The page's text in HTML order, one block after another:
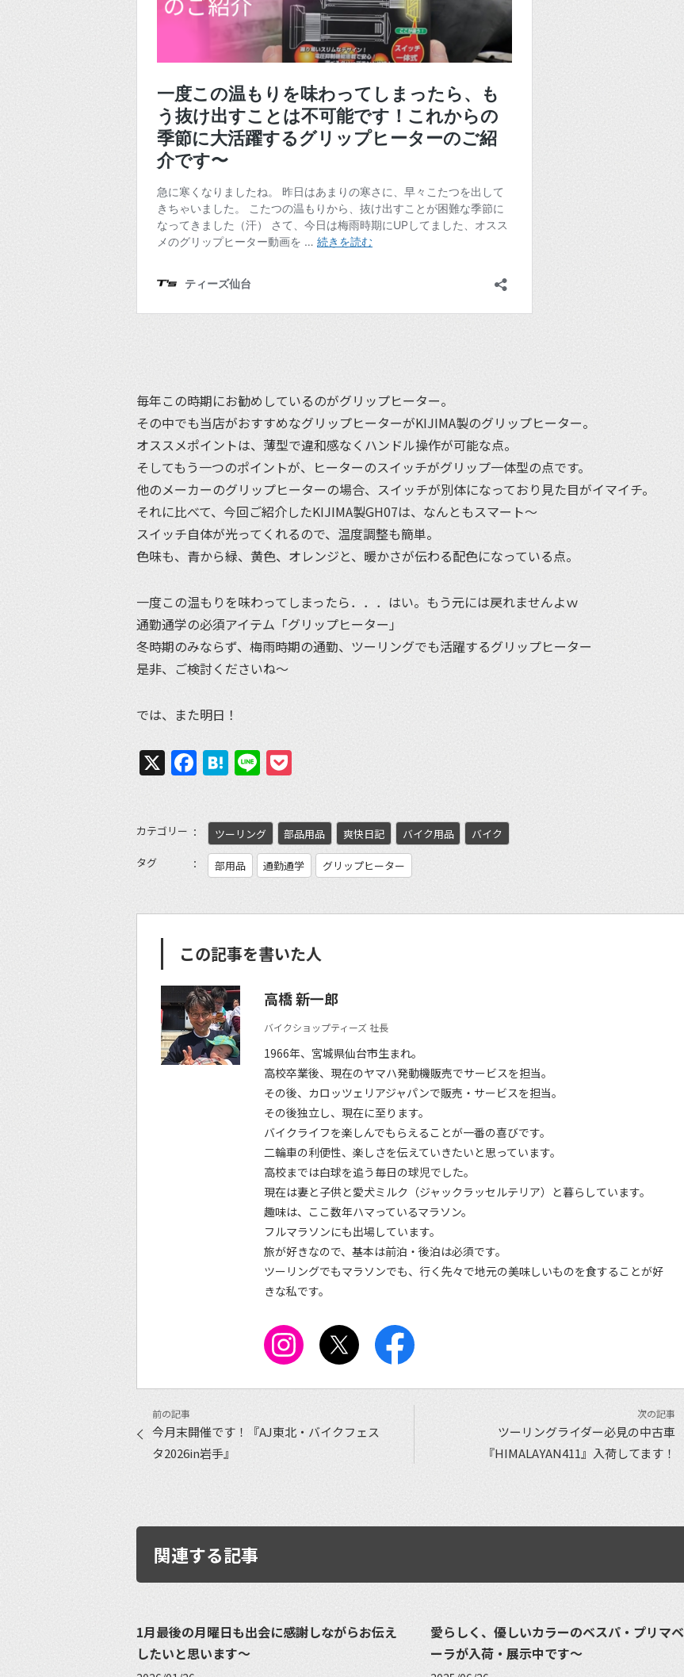
毎年この時期にお勧めしているのがグリップヒーター。
その中でも当店がおすすめなグリップヒーターがKIJIMA製のグリップヒーター。
オススメポイントは、薄型で違和感なくハンドル操作が可能な点。
そしてもう一つのポイントが、ヒーターのスイッチがグリップ一体型の点です。
他のメーカーのグリップヒーターの場合、スイッチが別体になっており見た目がイマイチ。
それに比べて、今回ご紹介したKIJIMA製GH07は、なんともスマート〜
スイッチ自体が光ってくれるので、温度調整も簡単。
色味も、青から緑、黄色、オレンジと、暖かさが伝わる配色になっている点。
一度この温もりを味わってしまったら．．．はい。もう元には戻れませんよｗ
通勤通学の必須アイテム「グリップヒーター」
冬時期のみならず、梅雨時期の通勤、ツーリングでも活躍するグリップヒーター
是非、ご検討くださいね～
では、また明日！
X Facebook
Hatena
Line
カテゴリー ツーリング 部品用品 爽快日記 バイク用品
バイク
タグ
部用品 通勤通学 グリップヒーター
この記事を書いた人
高橋 新一郎
バイクショップティーズ 社長
1966年、宮城県仙台市生まれ。
高校卒業後、現在のヤマハ発動機販売でサービスを担当。
その後、カロッツェリアジャパンで販売・サービスを担当。
その後独立し、現在に至ります。
バイクライフを楽しんでもらえることが一番の喜びです。
二輪車の利便性、楽しさを伝えていきたいと思っています。
高校までは白球を追う毎日の球児でした。
現在は妻と子供と愛犬ミルク（ジャックラッセルテリア）と暮らしています。
趣味は、ここ数年ハマっているマラソン。
フルマラソンにも出場しています。
旅が好きなので、基本は前泊・後泊は必須です。
ツーリングでもマラソンでも、行く先々で地元の美味しいものを食することが好
きな私です。
今月末開催です！『AJ東北・バイクフェス
タ2026in岩手』
ツーリングライダー必見の中古車
『HIMALAYAN411』入荷してます！
関連する記事
1月最後の月曜日も出会に感謝しながらお伝え
したいと思います〜
愛らしく、優しいカラーのベスパ・プリマベ
ーラが入荷・展示中です〜